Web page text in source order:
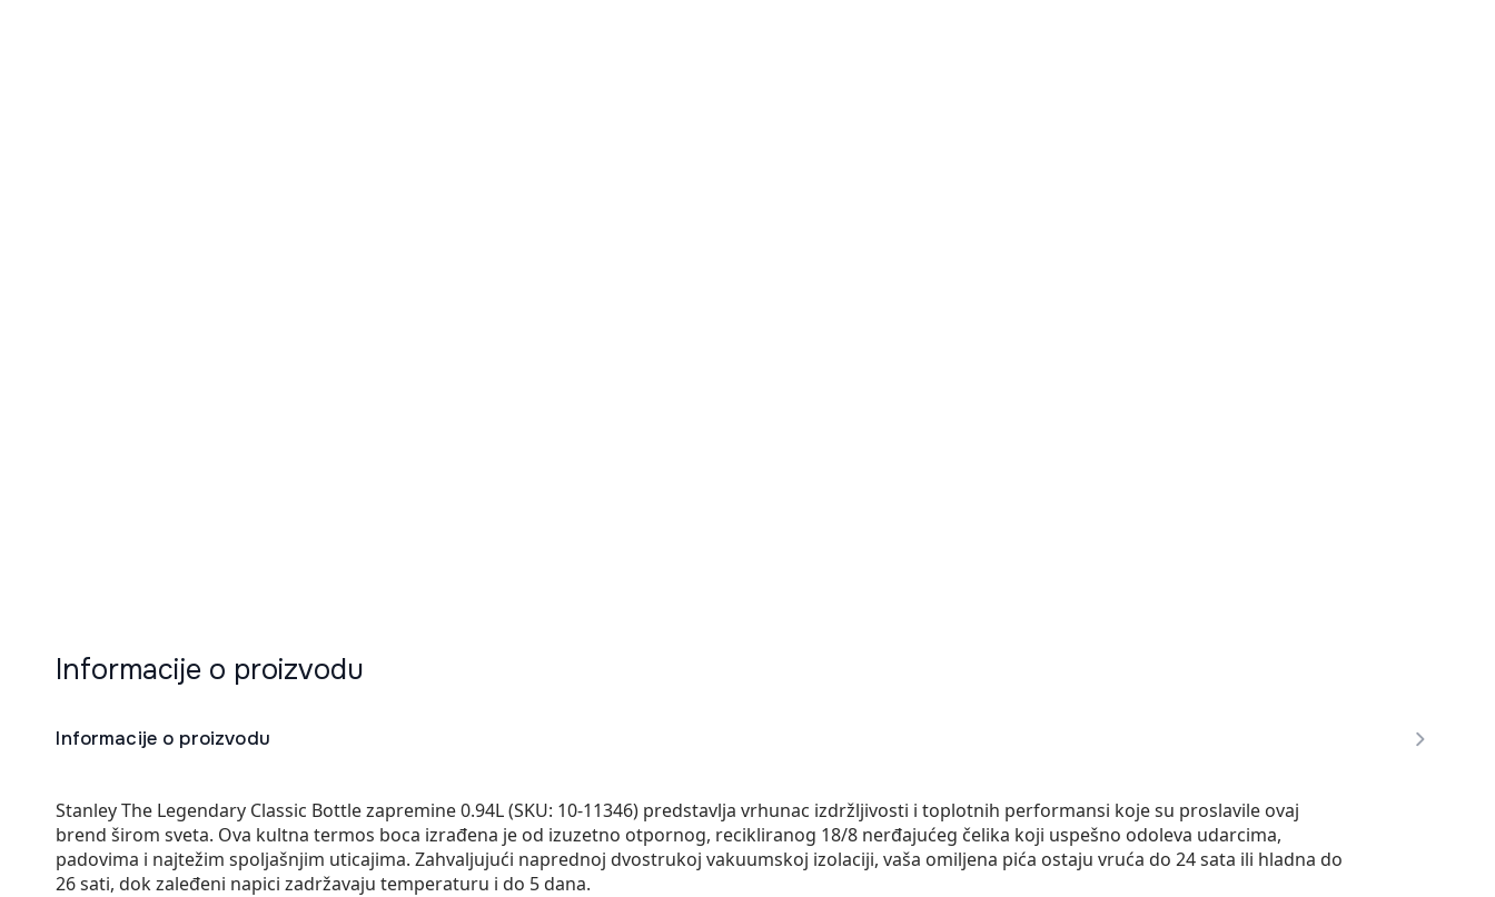
Informacije o proizvodu
Informacije o proizvodu
Stanley The Legendary Classic Bottle zapremine 0.94L (SKU: 10-11346) predstavlja vrhunac izdržljivosti i toplotnih performansi koje su proslavile ovaj
brend širom sveta. Ova kultna termos boca izrađena je od izuzetno otpornog, recikliranog 18/8 nerđajućeg čelika koji uspešno odoleva udarcima,
padovima i najtežim spoljašnjim uticajima. Zahvaljujući naprednoj dvostrukoj vakuumskoj izolaciji, vaša omiljena pića ostaju vruća do 24 sata ili hladna do
26 sati, dok zaleđeni napici zadržavaju temperaturu i do 5 dana.